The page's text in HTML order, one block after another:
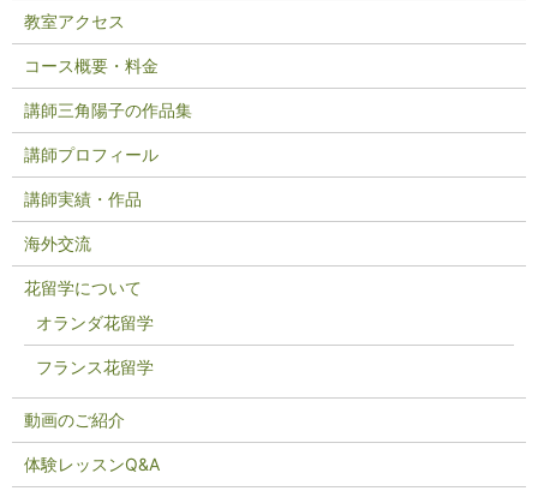
教室アクセス
コース概要・料金
講師三角陽子の作品集
講師プロフィール
講師実績・作品
海外交流
花留学について
オランダ花留学
フランス花留学
動画のご紹介
体験レッスンQ&A